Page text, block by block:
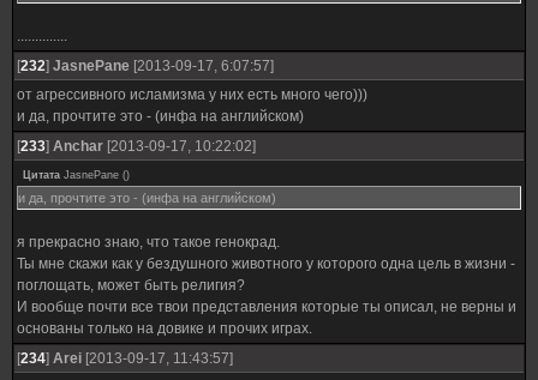
..............
[232] JasnePane [2013-09-17, 6:07:57]
от агрессивного исламизма у них есть много чего)))
и да, прочтите это - (инфа на английском)
[233] Anchar [2013-09-17, 10:22:02]
Цитата JasnePane ()
и да, прочтите это - (инфа на английском)
я прекрасно знаю, что такое генокрад.
Ты мне скажи как у бездушного животного у которого одна цель в жизни -
поглощать, может быть религия?
И вообще почти все твои представления которые ты описал, не верны и
основаны только на довике и прочих играх.
[234] Arei [2013-09-17, 11:43:57]